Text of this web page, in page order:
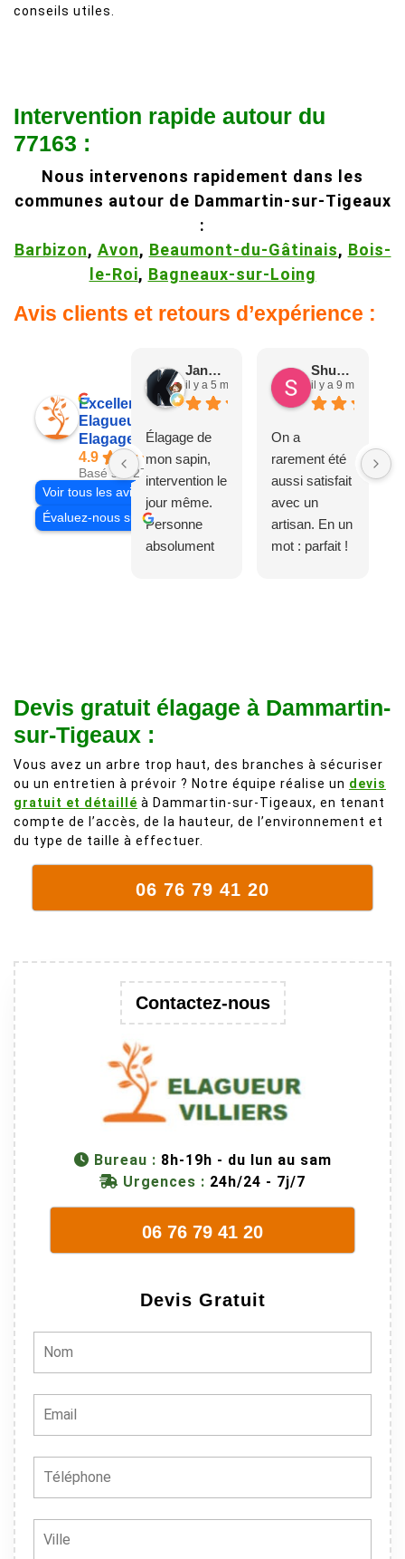
conseils utiles.
Intervention rapide autour du
77163 :
Nous intervenons rapidement dans les
communes autour de Dammartin-sur-Tigeaux
:
Barbizon, Avon, Beaumont-du-Gâtinais, Bois-
le-Roi, Bagneaux-sur-Loing
Avis clients et retours d’expérience :
Excellent
Elagueur 77
Elagage Villiers
4.9
Basé sur 27 avis
Voir tous les avis
Évaluez-nous sur
Jane D.
il y a 5 mois
Élagage de
mon sapin,
intervention le
jour même.
Personne
absolument
fait plus!
Shuang & Jean K.
il y a 9 mois
On a
rarement été
aussi satisfait
avec un
artisan. En un
mot : parfait !
chez les
voisins et
mort. C'est
délicat parce
que c'est un
arbre qui
remarquable,
au passage
une branche
trop lourde et
donc
son équipes
connaissent
métier, c'est
juste une
ns à 100% !
Devis gratuit élagage à Dammartin-
sur-Tigeaux :
Vous avez un arbre trop haut, des branches à sécuriser
ou un entretien à prévoir ? Notre équipe réalise un devis
gratuit et détaillé à Dammartin-sur-Tigeaux, en tenant
compte de l’accès, de la hauteur, de l’environnement et
du type de taille à effectuer.
06 76 79 41 20
Contactez-nous
Bureau : 8h-19h - du lun au sam
Urgences : 24h/24 - 7j/7
06 76 79 41 20
Devis Gratuit